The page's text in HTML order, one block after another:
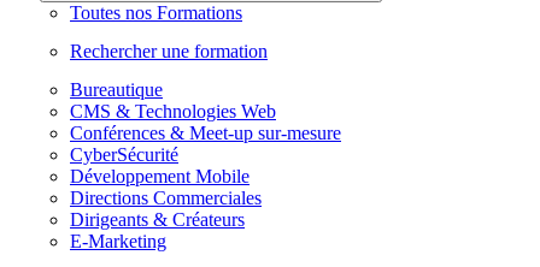
Toutes nos Formations
Rechercher une formation
Bureautique
CMS & Technologies Web
Conférences & Meet-up sur-mesure
CyberSécurité
Développement Mobile
Directions Commerciales
Dirigeants & Créateurs
E-Marketing